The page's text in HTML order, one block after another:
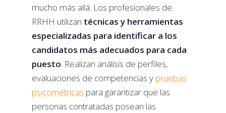
mucho más allá. Los profesionales de
RRHH utilizan técnicas y herramientas
especializadas para identificar a los
candidatos más adecuados para cada
puesto. Realizan análisis de perfiles,
evaluaciones de competencias y pruebas
psicométricas para garantizar que las
personas contratadas posean las